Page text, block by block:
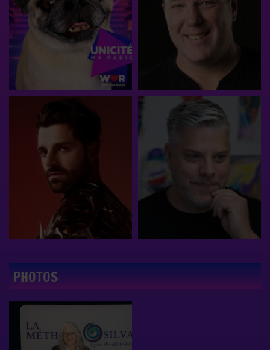
PHOTOS